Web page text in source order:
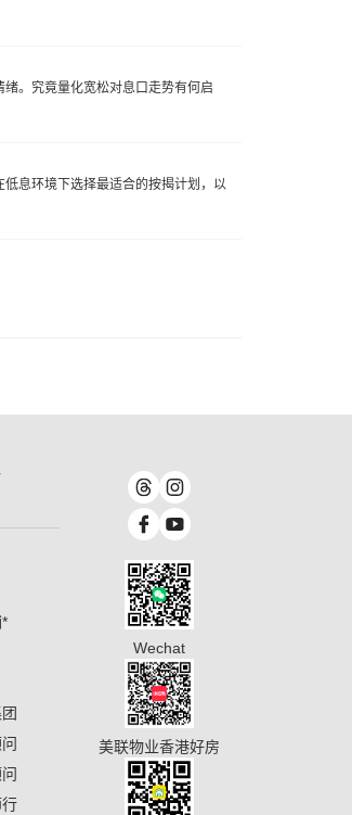
。究竟量化宽松对息口走势有何启
息环境下选择最适合的按揭计划，以
*
Wechat
美联物业香港好房